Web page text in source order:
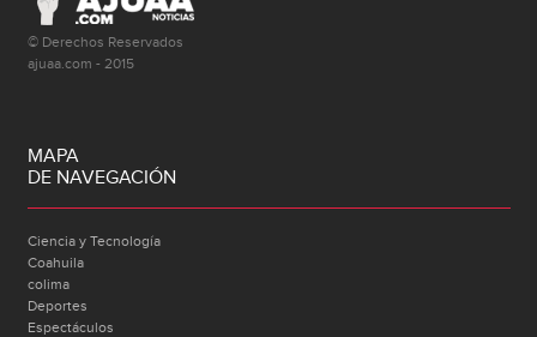
© Derechos Reservados
ajuaa.com - 2015
MAPA
DE NAVEGACIÓN
Ciencia y Tecnología
Coahuila
colima
Deportes
Espectáculos